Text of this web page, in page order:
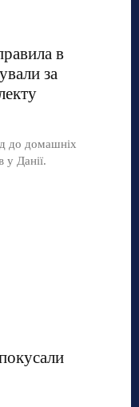
в
за
до домашніх
у Данії.